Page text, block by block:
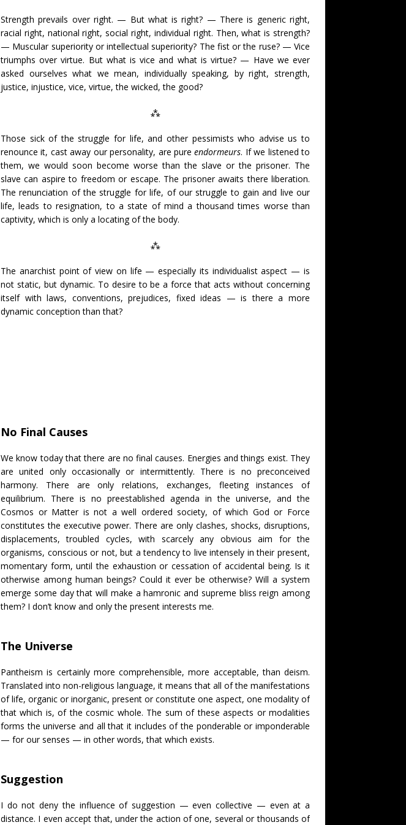
Strength prevails over right. — But what is right? — There is generic right,
racial right, national right, social right, individual right. Then, what is strength?
— Muscular superiority or intellectual superiority? The fist or the ruse? — Vice
triumphs over virtue. But what is vice and what is virtue? — Have we ever
asked ourselves what we mean, individually speaking, by right, strength,
justice, injustice, vice, virtue, the wicked, the good?
⁂
Those sick of the struggle for life, and other pessimists who advise us to
renounce it, cast away our personality, are pureendormeurs. If we listened to
them, we would soon become worse than the slave or the prisoner. The
slave can aspire to freedom or escape. The prisoner awaits there liberation.
The renunciation of the struggle for life, of our struggle to gain and live our
life, leads to resignation, to a state of mind a thousand times worse than
captivity, which is only a locating of the body.
⁂
The anarchist point of view on life — especially its individualist aspect — is
not static, but dynamic. To desire to be a force that acts without concerning
itself with laws, conventions, prejudices, fixed ideas — is there a more
dynamic conception than that?
No Final Causes
We know today that there are no final causes. Energies and things exist. They
are united only occasionally or intermittently. There is no preconceived
harmony. There are only relations, exchanges, fleeting instances of
equilibrium. There is no preestablished agenda in the universe, and the
Cosmos or Matter is not a well ordered society, of which God or Force
constitutes the executive power. There are only clashes, shocks, disruptions,
displacements, troubled cycles, with scarcely any obvious aim for the
organisms, conscious or not, but a tendency to live intensely in their present,
momentary form, until the exhaustion or cessation of accidental being. Is it
otherwise among human beings? Could it ever be otherwise? Will a system
emerge some day that will make a hamronic and supreme bliss reign among
them? I don’t know and only the present interests me.
The Universe
Pantheism is certainly more comprehensible, more acceptable, than deism.
Translated into non-religious language, it means that all of the manifestations
of life, organic or inorganic, present or constitute one aspect, one modality of
that which is, of the cosmic whole. The sum of these aspects or modalities
forms the universe and all that it includes of the ponderable or imponderable
— for our senses — in other words, that which exists.
Suggestion
I do not deny the influence of suggestion — even collective — even at a
distance. I even accept that, under the action of one, several or thousands of